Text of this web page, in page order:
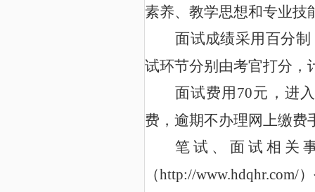
素养、教学思想和专业技
面试成绩采用百分
试环节分别由考官打分，
面试费用 70元， 进
费，逾期不办理网上缴费
笔试、 面试相关
（http://www.hdqhr.com/）